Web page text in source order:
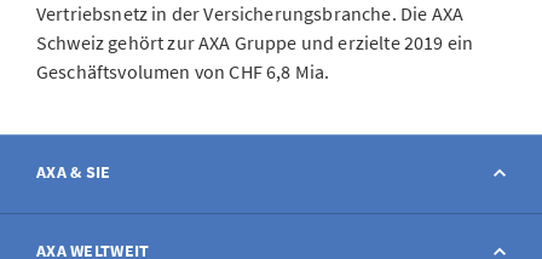
Vertriebsnetz in der Versicherungsbranche. Die AXA
Schweiz gehört zur AXA Gruppe und erzielte 2019 ein
Geschäftsvolumen von CHF 6,8 Mia.
AXA & SIE
Kontakt
AXA WELTWEIT